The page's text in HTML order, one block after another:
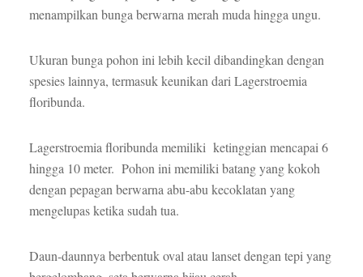
menampilkan bunga berwarna merah muda hingga ungu.
Ukuran bunga pohon ini lebih kecil dibandingkan dengan
spesies lainnya, termasuk keunikan dari Lagerstroemia
floribunda.
Lagerstroemia floribunda memiliki ketinggian mencapai 6
hingga 10 meter. Pohon ini memiliki batang yang kokoh
dengan pepagan berwarna abu-abu kecoklatan yang
mengelupas ketika sudah tua.
Daun-daunnya berbentuk oval atau lanset dengan tepi yang